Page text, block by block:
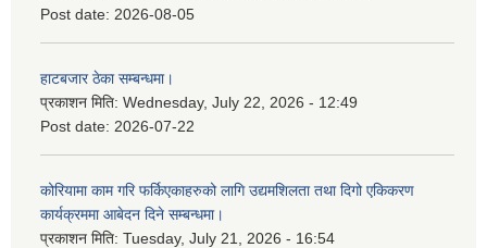
Post date: 2026-08-05
हाटबजार ठेका सम्बन्धमा।
प्रकाशन मिति: Wednesday, July 22, 2026 - 12:49
Post date: 2026-07-22
कोरियामा काम गरि फर्किएकाहरुको लागि उद्यमशिलता तथा दिगो एकिकरण
कार्यक्रममा आबेदन दिने सम्बन्धमा।
प्रकाशन मिति: Tuesday, July 21, 2026 - 16:54